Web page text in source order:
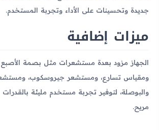
جديدة وتحسينات على الأداء وتجربة المستخدم.
ميزات إضافية
الجهاز مزود بعدة مستشعرات مثل بصمة
ومقياس تسارع، ومستشعر جيروسكوب،
والبوصلة، لتوفير تجربة مستخدم مليئة
مريح.